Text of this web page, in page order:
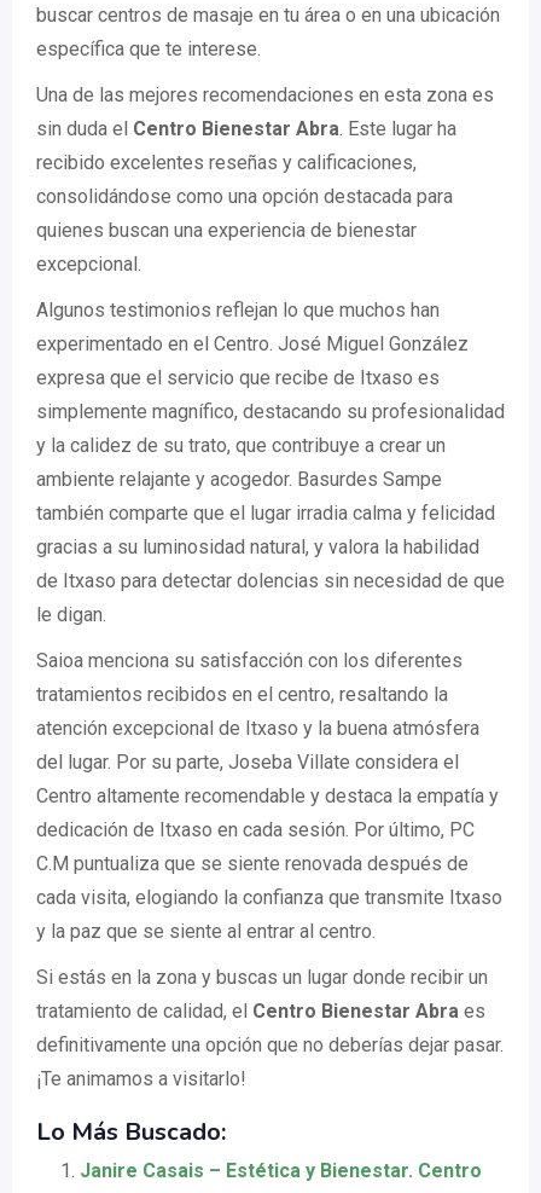
buscar centros de masaje en tu área o en una ubicación
específica que te interese.
Una de las mejores recomendaciones en esta zona es
sin duda el Centro Bienestar Abra. Este lugar ha
recibido excelentes reseñas y calificaciones,
consolidándose como una opción destacada para
quienes buscan una experiencia de bienestar
excepcional.
Algunos testimonios reflejan lo que muchos han
experimentado en el Centro. José Miguel González
expresa que el servicio que recibe de Itxaso es
simplemente magnífico, destacando su profesionalidad
y la calidez de su trato, que contribuye a crear un
ambiente relajante y acogedor. Basurdes Sampe
también comparte que el lugar irradia calma y felicidad
gracias a su luminosidad natural, y valora la habilidad
de Itxaso para detectar dolencias sin necesidad de que
le digan.
Saioa menciona su satisfacción con los diferentes
tratamientos recibidos en el centro, resaltando la
atención excepcional de Itxaso y la buena atmósfera
del lugar. Por su parte, Joseba Villate considera el
Centro altamente recomendable y destaca la empatía y
dedicación de Itxaso en cada sesión. Por último, PC
C.M puntualiza que se siente renovada después de
cada visita, elogiando la confianza que transmite Itxaso
y la paz que se siente al entrar al centro.
Si estás en la zona y buscas un lugar donde recibir un
tratamiento de calidad, el Centro Bienestar Abra es
definitivamente una opción que no deberías dejar pasar.
¡Te animamos a visitarlo!
Lo Más Buscado:
Janire Casais – Estética y Bienestar. Centro